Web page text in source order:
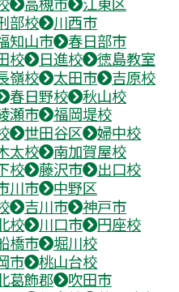
部校
川西市
知山市
春日部市
校 日進校
徳島教室
嶺校 太田市
吉原校
春日野校
秋山校
瀬市
福岡堤校
世田谷区
婦中校
太校
南加賀屋校
校 藤沢市
出口校
川市
中野区
吉川市
神戸市
校 川口市
円座校
橋市
堀川校
市
桃山台校
葛飾郡
吹田市